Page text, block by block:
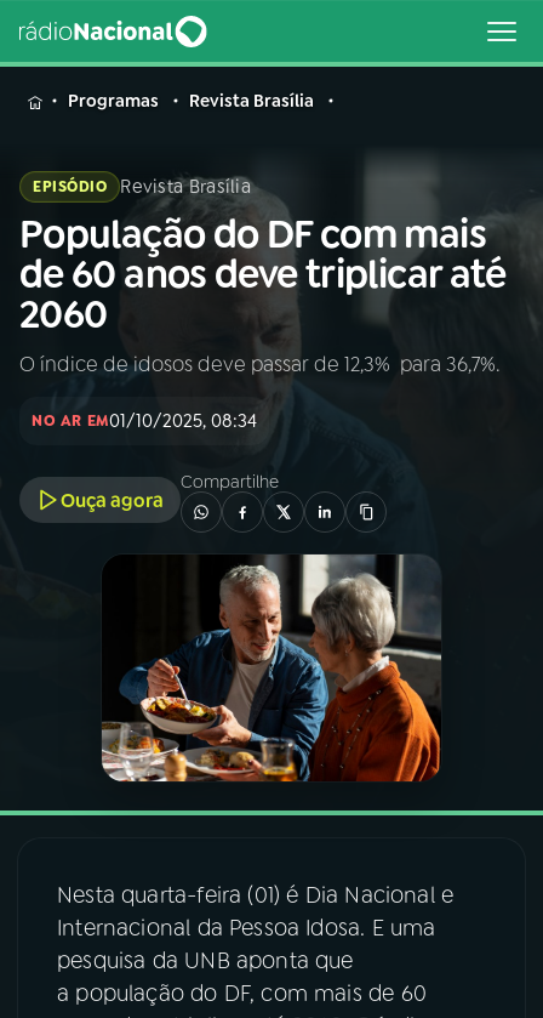
MENU
Buscar
na
Rádio
Nacional
Buscar
AO VIVO
02A RÁDIO
PROGRAMAÇÃO
PROGRAMAS
PODCASTS
07ÚLTIMAS
08FESTIVAL DE MÚSICA
Programas Revista Brasília
EPISÓDIO Revista Brasília
População do DF com mais
de 60 anos deve triplicar até
2060
O índice de idosos deve passar de 12,3% para 36,7%.
NO AR EM01/10/2025, 08:34
Ouça agora
Compartilhe
Nesta quarta-feira (01) é Dia Nacional e
Internacional da Pessoa Idosa. E uma
pesquisa da UNB aponta que
a população do DF, com mais de 60